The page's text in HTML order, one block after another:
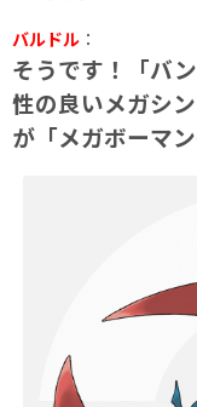
バルドル ：
そうです！「バ
性の良いメガシ
が「メガボーマン